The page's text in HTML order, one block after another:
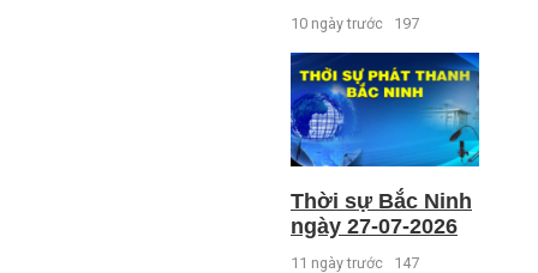
10 ngày trước 197
Thời sự Bắc Ninh
ngày 27-07-2026
11 ngày trước 147